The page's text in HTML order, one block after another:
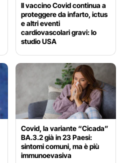
Il vaccino Covid continua a
proteggere da infarto, ictus
e altri eventi
cardiovascolari gravi: lo
studio USA
Covid, la variante “Cicada”
BA.3.2 già in 23 Paesi:
sintomi comuni, ma è più
immunoevasiva